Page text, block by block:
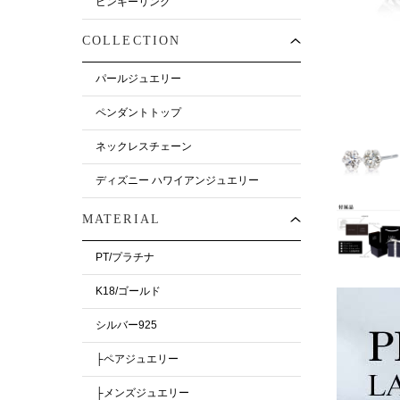
COLLECTION
パールジュエリー
ペンダントトップ
ネックレスチェーン
ディズニー ハワイアンジュエリー
MATERIAL
PT/プラチナ
K18/ゴールド
シルバー925
├ペアジュエリー
├メンズジュエリー